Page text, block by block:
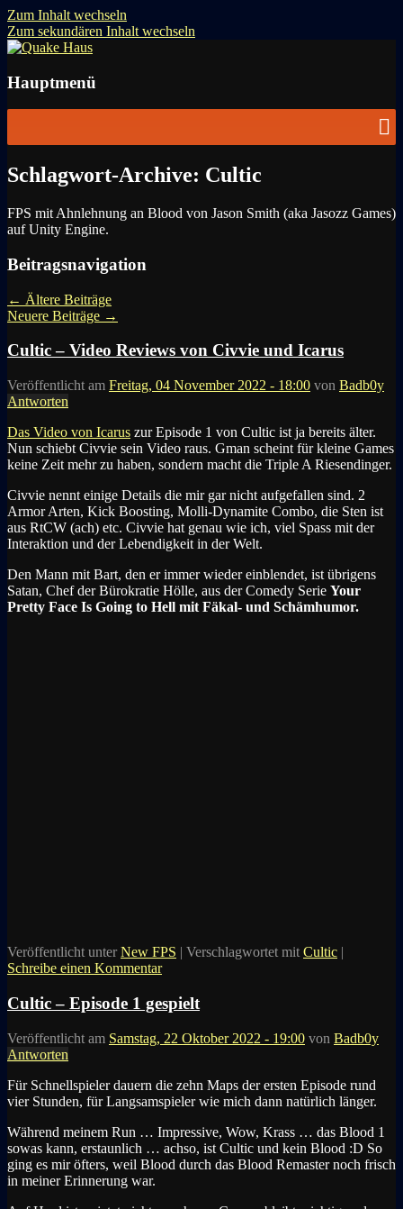
Zum Inhalt wechseln
Zum sekundären Inhalt wechseln
Quake Haus
Hauptmenü
Schlagwort-Archive: Cultic
FPS mit Ahnlehnung an Blood von Jason Smith (aka Jasozz Games)
auf Unity Engine.
Beitragsnavigation
← Ältere Beiträge
Neuere Beiträge →
Cultic – Video Reviews von Civvie und Icarus
Veröffentlicht am Freitag, 04 November 2022 - 18:00 von Badb0y
Antworten
Das Video von Icarus zur Episode 1 von Cultic ist ja bereits älter.
Nun schiebt Civvie sein Video raus. Gman scheint für kleine Games
keine Zeit mehr zu haben, sondern macht die Triple A Riesendinger.
Civvie nennt einige Details die mir gar nicht aufgefallen sind. 2
Armor Arten, Kick Boosting, Molli-Dynamite Combo, die Sten ist
aus RtCW (ach) etc. Civvie hat genau wie ich, viel Spass mit der
Interaktion und der Lebendigkeit in der Welt.
Den Mann mit Bart, den er immer wieder einblendet, ist übrigens
Satan, Chef der Bürokratie Hölle, aus der Comedy Serie Your
Pretty Face Is Going to Hell mit Fäkal- und Schämhumor.
Veröffentlicht unter New FPS | Verschlagwortet mit Cultic |
Schreibe einen Kommentar
Cultic – Episode 1 gespielt
Veröffentlicht am Samstag, 22 Oktober 2022 - 19:00 von Badb0y
Antworten
Für Schnellspieler dauern die zehn Maps der ersten Episode rund
vier Stunden, für Langsamspieler wie mich dann natürlich länger.
Während meinem Run … Impressive, Wow, Krass … das Blood 1
sowas kann, erstaunlich … achso, ist Cultic und kein Blood :D So
ging es mir öfters, weil Blood durch das Blood Remaster noch frisch
in meiner Erinnerung war.